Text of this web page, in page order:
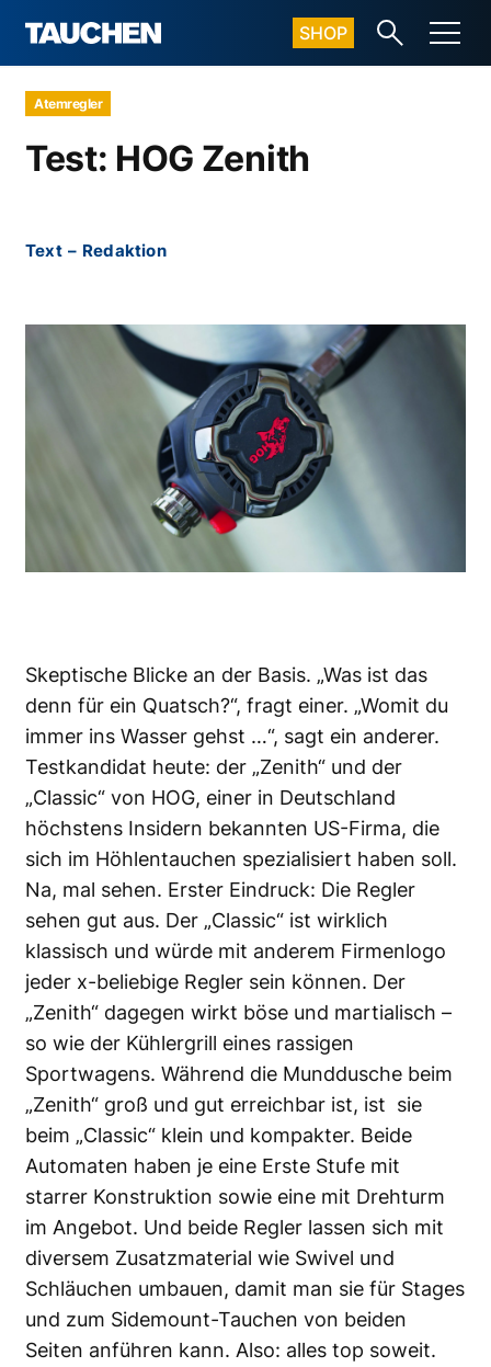
SHOP
Atemregler
Test: HOG Zenith
Text – Redaktion
Skeptische Blicke an der Basis. „Was ist das
denn für ein Quatsch?“, fragt einer. „Womit du
immer ins Wasser gehst …“, sagt ein anderer.
Testkandidat heute: der „Zenith“ und der
„Classic“ von HOG, einer in Deutschland
höchstens Insidern bekannten US-Firma, die
sich im Höhlentauchen spezialisiert haben soll.
Na, mal sehen. Erster Eindruck: Die Regler
sehen gut aus. Der „Classic“ ist wirklich
klassisch und würde mit anderem Firmenlogo
jeder x-beliebige Regler sein können. Der
„Zenith“ dagegen wirkt böse und martialisch –
so wie der Kühlergrill eines rassigen
Sportwagens. Während die Munddusche beim
„Zenith“ groß und gut erreichbar ist, ist sie
beim „Classic“ klein und kompakter. Beide
Automaten haben je eine Erste Stufe mit
starrer Konstruktion sowie eine mit Drehturm
im Angebot. Und beide Regler lassen sich mit
diversem Zusatzmaterial wie Swivel und
Schläuchen umbauen, damit man sie für Stages
und zum Sidemount-Tauchen von beiden
Seiten anführen kann. Also: alles top soweit.